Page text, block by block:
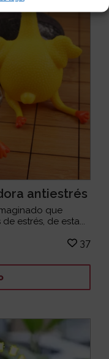
antiestrés
que
estrés, de esta...
37